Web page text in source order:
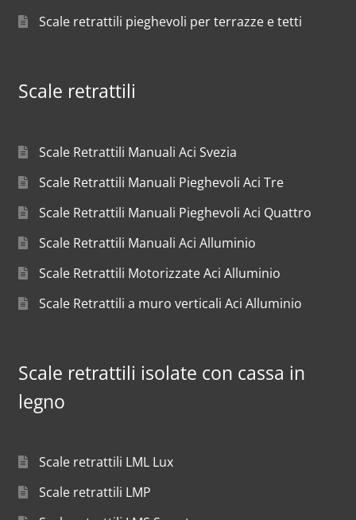
Scale retrattili pieghevoli per terrazze e tetti
Scale retrattili
Scale Retrattili Manuali Aci Svezia
Scale Retrattili Manuali Pieghevoli Aci Tre
Scale Retrattili Manuali Pieghevoli Aci Quattro
Scale Retrattili Manuali Aci Alluminio
Scale Retrattili Motorizzate Aci Alluminio
Scale Retrattili a muro verticali Aci Alluminio
Scale retrattili isolate con cassa in
legno
Scale retrattili LML Lux
Scale retrattili LMP